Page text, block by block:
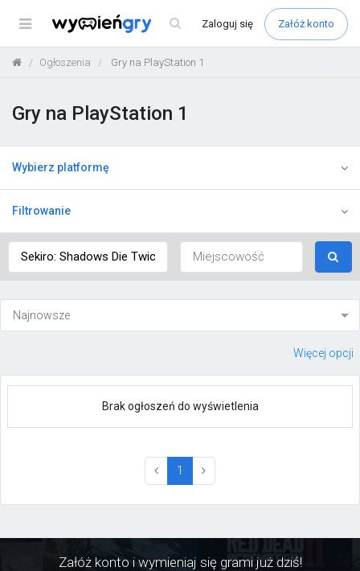
Menu Zaloguj się Załóż konto
Ogłoszenia Gry na PlayStation 1
Gry na PlayStation 1
Wybierz platformę
Filtrowanie
Więcej opcji
Brak ogłoszeń do wyświetlenia
1 (current)
Załóż konto i wymieniaj się grami już dziś!